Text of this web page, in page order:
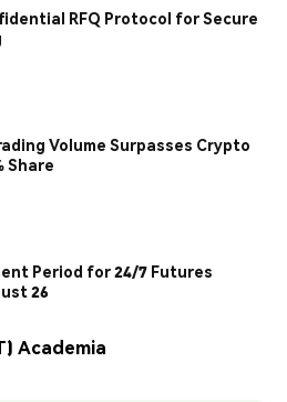
RFQ Protocol for Secure
Volume Surpasses Crypto
Share
Period for 24/7 Futures
26
Academia